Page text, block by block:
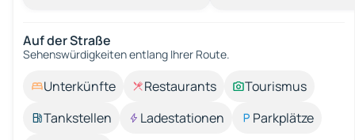
Auf der Straße
Sehenswürdigkeiten entlang Ihrer Route.
Unterkünfte Restaurants
Tourismus
Tankstellen
Ladestationen
Parkplätze